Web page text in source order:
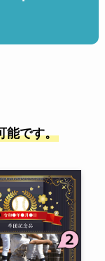
能です。